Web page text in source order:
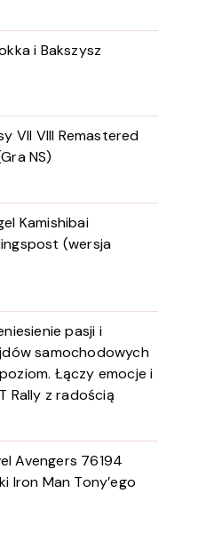
i Bakszysz
VII VIII Remastered
NS)
Kamishibai
(wersja
pasji i
samochodowych
Łączy emocje i
Rally z radością
Avengers 76194
Iron Man Tony’ego